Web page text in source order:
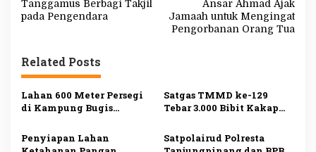
v
g
a
s
p
Tanggamus Berbagi Takjil
pada Pengendara
Ansar Ahmad Ajak
Jamaah untuk Mengingat
Pengorbanan Orang Tua
Related Posts
Lahan 600 Meter Persegi
di Kampung Bugis
Diketahui
Satgas TMMD ke-129
Tebar 3.000 Bibit Kakap
Ketahanan Pangan
Penyiapan Lahan
Satpolairud Polresta